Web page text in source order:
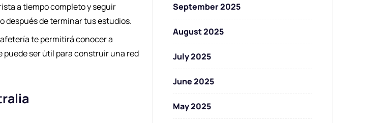
a tiempo completo y seguir
después de terminar tus estudios.
te permitirá conocer a
ser útil para construir una red
September 2025
August 2025
July 2025
June 2025
May 2025